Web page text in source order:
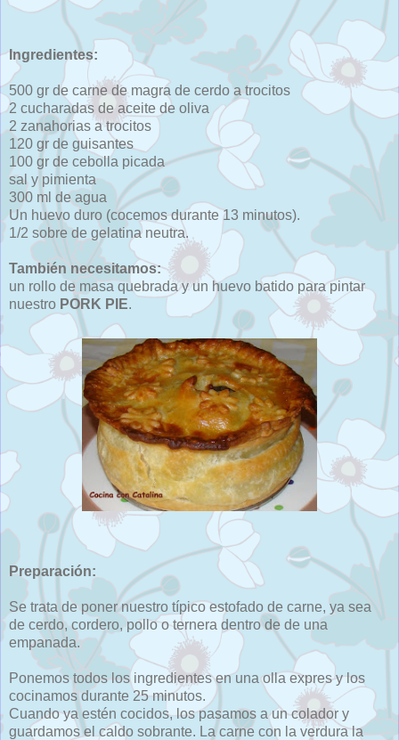
Ingredientes:
500 gr de carne de magra de cerdo a trocitos
2 cucharadas de aceite de oliva
2 zanahorias a trocitos
120 gr de guisantes
100 gr de cebolla picada
sal y pimienta
300 ml de agua
Un huevo duro (cocemos durante 13 minutos).
1/2 sobre de gelatina neutra.
También necesitamos:
un rollo de masa quebrada y un huevo batido para pintar
nuestro PORK PIE.
Preparación:
Se trata de poner nuestro típico estofado de carne, ya sea
de cerdo, cordero, pollo o ternera dentro de de una
empanada.
Ponemos todos los ingredientes en una olla expres y los
cocinamos durante 25 minutos.
Cuando ya estén cocidos, los pasamos a un colador y
guardamos el caldo sobrante. La carne con la verdura la